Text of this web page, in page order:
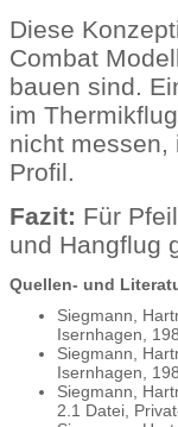
Diese
Combat
bauen sind.
im
nicht messen,
Profil.
Fazit: Für
und Hangflug
Quellen- und
Siegmann,
Isernhagen,
Siegmann,
Isernhagen,
Siegmann,
2.1 Datei,